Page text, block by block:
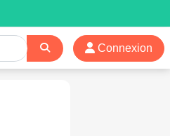
Connexion